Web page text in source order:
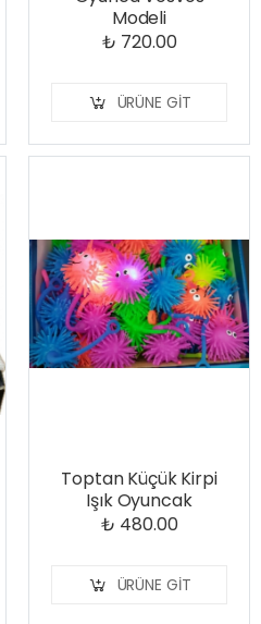
Modeli
₺ 720.00
ÜRÜNE GIT
Toptan Küçük Kirpi
Işık Oyuncak
₺ 480.00
ÜRÜNE GIT